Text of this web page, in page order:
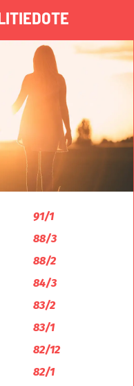
91/1
88/3
88/2
84/3
83/2
83/1
82/12
82/1